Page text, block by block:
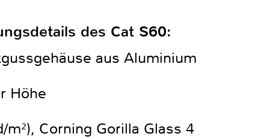
des Cat S60:
aus Aluminium
Höhe
Corning Gorilla Glass 4